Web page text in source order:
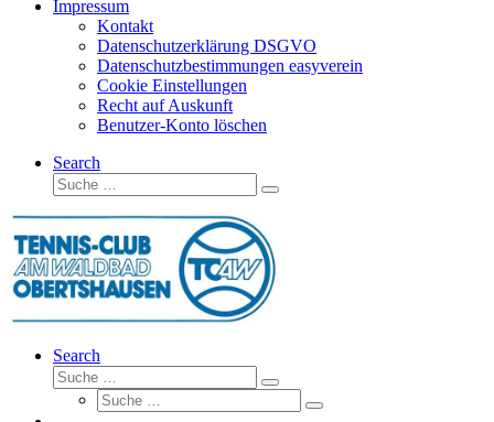
Impressum
Kontakt
Datenschutzerklärung DSGVO
Datenschutzbestimmungen easyverein
Cookie Einstellungen
Recht auf Auskunft
Benutzer-Konto löschen
Search
Suche
Suche
Search
Suche
Suche
Suche
Suche